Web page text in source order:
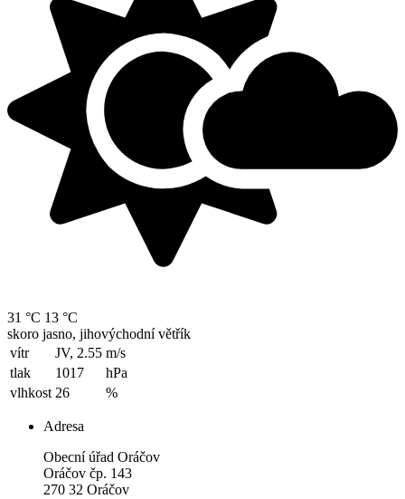
31 °C 13 °C
skoro jasno, jihovýchodní větřík
vítr
JV, 2.55 m/s
tlak
1017
hPa
vlhkost 26 %
Adresa
Obecní úřad Oráčov
Oráčov čp. 143
270 32 Oráčov